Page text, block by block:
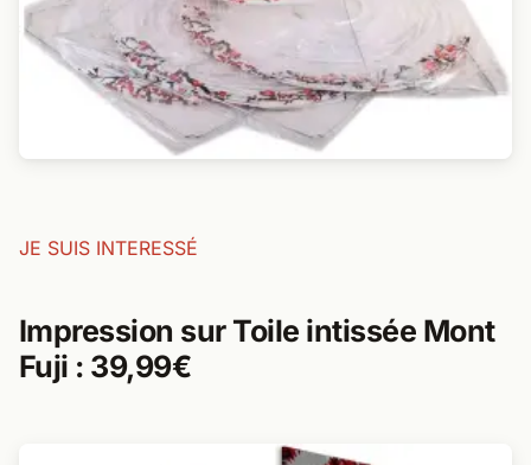
JE SUIS INTERESSÉ
Impression sur Toile intissée Mont
Fuji : 39,99€